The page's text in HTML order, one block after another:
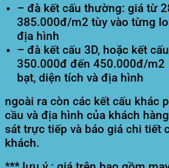
– đà kết cấu thường: giá từ
385.000đ/m2 tùy vào từng
địa hình
– đà kết cấu 3D, hoặc kết
350.000đ đến 450.000đ/
bạt, diện tích và địa hình
ngoài ra còn các kết cấu khác
cầu và địa hình của khách
sát trực tiếp và báo giá chi tiết
khách.